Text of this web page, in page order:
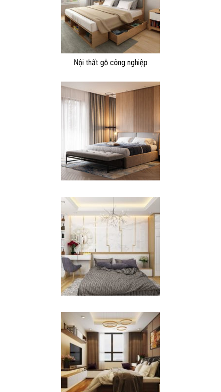
Nội thất gỗ công nghiệp